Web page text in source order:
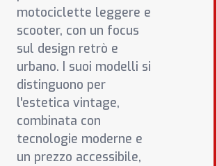
motociclette leggere e
scooter, con un focus
sul design retrò e
urbano. I suoi modelli si
distinguono per
l'estetica vintage,
combinata con
tecnologie moderne e
un prezzo accessibile,